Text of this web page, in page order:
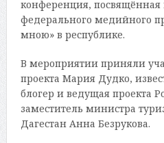
конференция, посвящённая
федерального медийного
мною» в республике.
В мероприятии приняли
проекта Мария Дудко,
блогер и ведущая проекта
заместитель министра
Дагестан Анна Безрукова.